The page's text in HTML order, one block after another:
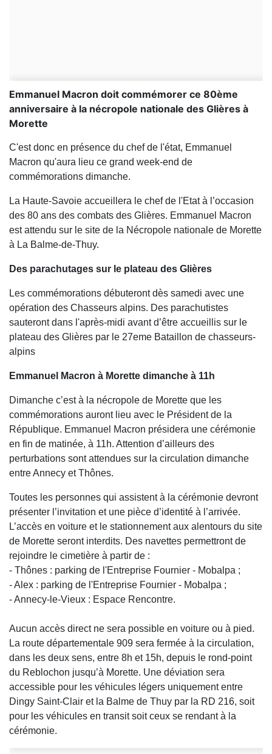
Emmanuel Macron doit commémorer ce 80ème
anniversaire à la nécropole nationale des Glières à
Morette
C'est donc en présence du chef de l'état, Emmanuel
Macron qu'aura lieu ce grand week-end de
commémorations dimanche.
La Haute-Savoie accueillera le chef de l'Etat à l’occasion
des 80 ans des combats des Glières. Emmanuel Macron
est attendu sur le site de la Nécropole nationale de Morette
à La Balme-de-Thuy.
Des parachutages sur le plateau des Glières
Les commémorations débuteront dès samedi avec une
opération des Chasseurs alpins. Des parachutistes
sauteront dans l'après-midi avant d’être accueillis sur le
plateau des Glières par le 27eme Bataillon de chasseurs-
alpins
Emmanuel Macron à Morette dimanche à 11h
Dimanche c’est à la nécropole de Morette que les
commémorations auront lieu avec le Président de la
République. Emmanuel Macron présidera une cérémonie
en fin de matinée, à 11h. Attention d’ailleurs des
perturbations sont attendues sur la circulation dimanche
entre Annecy et Thônes.
Toutes les personnes qui assistent à la cérémonie devront
présenter l’invitation et une pièce d’identité à l’arrivée.
L’accès en voiture et le stationnement aux alentours du site
de Morette seront interdits. Des navettes permettront de
rejoindre le cimetière à partir de :
- Thônes : parking de l'Entreprise Fournier - Mobalpa ;
- Alex : parking de l'Entreprise Fournier - Mobalpa ;
- Annecy-le-Vieux : Espace Rencontre.
Aucun accès direct ne sera possible en voiture ou à pied.
La route départementale 909 sera fermée à la circulation,
dans les deux sens, entre 8h et 15h, depuis le rond-point
du Reblochon jusqu’à Morette. Une déviation sera
accessible pour les véhicules légers uniquement entre
Dingy Saint-Clair et la Balme de Thuy par la RD 216, soit
pour les véhicules en transit soit ceux se rendant à la
cérémonie.